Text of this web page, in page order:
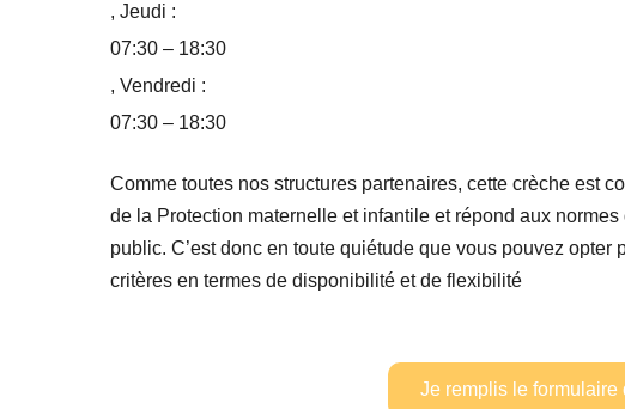
, Jeudi :
07:30 – 18:30
, Vendredi :
07:30 – 18:30
Comme toutes nos structures partenaires, cette crèche est
de la Protection maternelle et infantile et répond aux
public. C’est donc en toute quiétude que vous pouvez
critères en termes de disponibilité et de flexibilité
Je remplis le formulaire